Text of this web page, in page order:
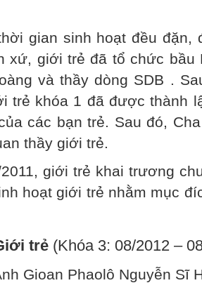
gian sinh hoạt đều
xứ, giới trẻ đã tổ chức
và thầy dòng SDB .
trẻ khóa 1 đã được thành
các bạn trẻ. Sau đó,
thầy giới trẻ.
giới trẻ khai trương
hoạt giới trẻ nhằm mục
trẻ (Khóa 3: 08/2012 –
Gioan Phaolô Nguyễn Sĩ